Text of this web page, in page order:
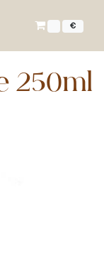
€
250ml